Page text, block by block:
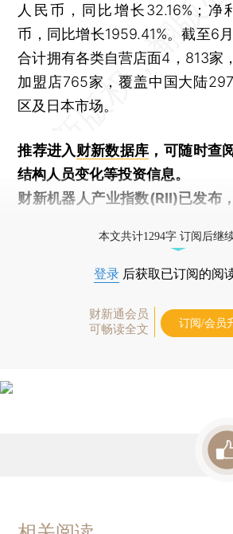
人民币，同比增长32.16%；
币，同比增长1959.41%。截至6
合计拥有各类自营店面4，813家
加盟店765家，覆盖中国大陆
区及日本市场。
推荐进入财新数据库 ，可随时查
结构人员变化等投资信息。
财新机器人产业指数(RII)已发布，
本文共计1294字 订阅后继
登录 后获取已订阅的阅
财新通会员
可畅读全文
订阅/会员